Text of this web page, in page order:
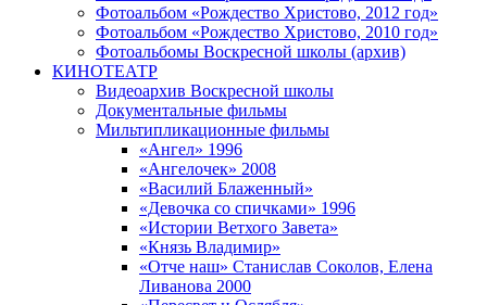
Фотоальбом «Рождество Христово, 2012 год»
Фотоальбом «Рождество Христово, 2010 год»
Фотоальбомы Воскресной школы (архив)
КИНОТЕАТР
Видеоархив Воскресной школы
Документальные фильмы
Мильтипликационные фильмы
«Ангел» 1996
«Ангелочек» 2008
«Василий Блаженный»
«Девочка со спичками» 1996
«Истории Ветхого Завета»
«Князь Владимир»
«Отче наш» Станислав Соколов, Елена
Ливанова 2000